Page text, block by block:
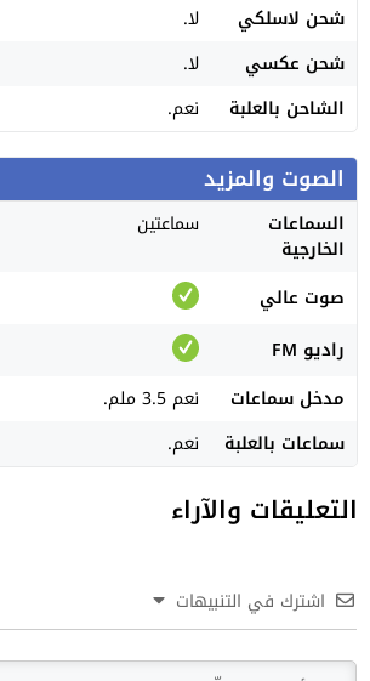
شحن لاسلكي
لا.
شحن عكسي
لا.
الشاحن بالعلبة
نعم.
الصوت والمزيد
السماعات
الخارجية
سماعتين
صوت عالي
راديو FM
مدخل سماعات
نعم 3.5 ملم.
سماعات بالعلبة
نعم.
التعليقات والآراء
اشترك في التنبيهات